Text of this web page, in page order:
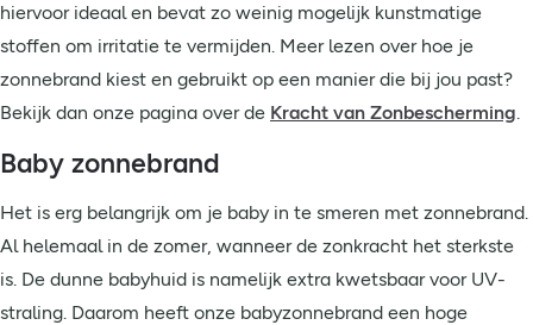
hiervoor ideaal en bevat zo weinig mogelijk kunstmatige
stoffen om irritatie te vermijden. Meer lezen over hoe je
zonnebrand kiest en gebruikt op een manier die bij jou past?
Bekijk dan onze pagina over de Kracht van Zonbescherming.
Baby zonnebrand
Het is erg belangrijk om je baby in te smeren met zonnebrand.
Al helemaal in de zomer, wanneer de zonkracht het sterkste
is. De dunne babyhuid is namelijk extra kwetsbaar voor UV-
straling. Daarom heeft onze babyzonnebrand een hoge